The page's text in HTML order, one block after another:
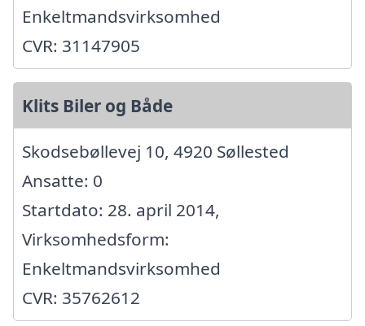
Enkeltmandsvirksomhed
CVR: 31147905
Klits Biler og Både
Skodsebøllevej 10, 4920 Søllested
Ansatte: 0
Startdato: 28. april 2014,
Virksomhedsform:
Enkeltmandsvirksomhed
CVR: 35762612